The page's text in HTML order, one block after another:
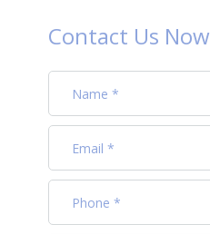
Contact Us Now